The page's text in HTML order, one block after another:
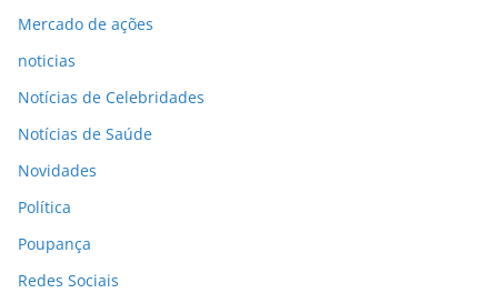
Mercado de ações
noticias
Notícias de Celebridades
Notícias de Saúde
Novidades
Política
Poupança
Redes Sociais